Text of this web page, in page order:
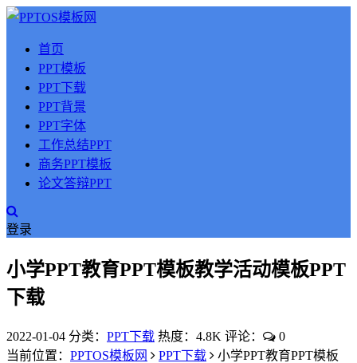
首页
PPT模板
PPT下载
PPT背景
PPT字体
工作总结PPT
商务PPT模板
论文答辩PPT
登录
小学PPT教育PPT模板教学活动模板PPT
下载
2022-01-04 分类： PPT下载 热度：4.8K 评论：
0
当前位置： PPTOS模板网 PPT下载
小学PPT教育PPT模板